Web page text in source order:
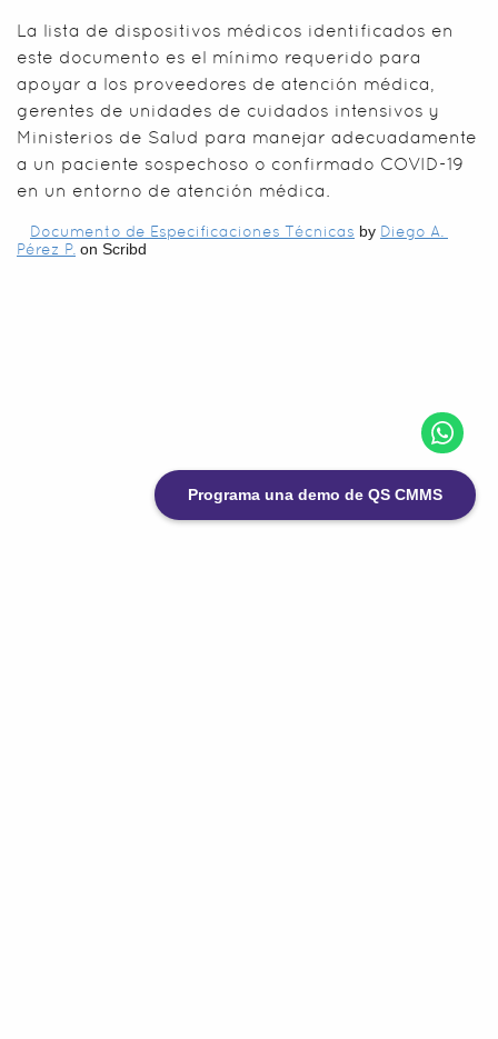
Programa una demo de QS CMMS
La lista de dispositivos médicos identificados en
este documento es el mínimo requerido para
apoyar a los proveedores de atención médica,
gerentes de unidades de cuidados intensivos y
Ministerios de Salud para manejar adecuadamente
a un paciente sospechoso o confirmado COVID-19
en un entorno de atención médica.
Documento de Especificaciones Técnicas by Diego A.
Pérez P. on Scribd